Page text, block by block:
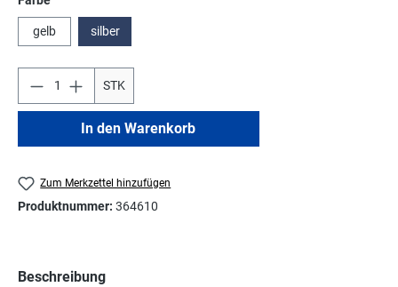
gelb silber
STK
In den Warenkorb
Zum Merkzettel hinzufügen
Produktnummer: 364610
Beschreibung